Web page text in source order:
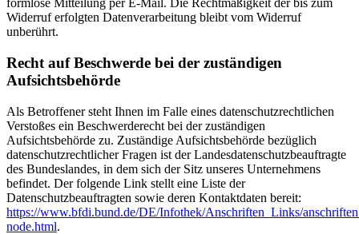
formlose Mitteilung per E-Mail. Die Rechtmäßigkeit der bis zum
Widerruf erfolgten Datenverarbeitung bleibt vom Widerruf
unberührt.
Recht auf Beschwerde bei der zuständigen
Aufsichtsbehörde
Als Betroffener steht Ihnen im Falle eines datenschutzrechtlichen
Verstoßes ein Beschwerderecht bei der zuständigen
Aufsichtsbehörde zu. Zuständige Aufsichtsbehörde bezüglich
datenschutzrechtlicher Fragen ist der Landesdatenschutzbeauftragte
des Bundeslandes, in dem sich der Sitz unseres Unternehmens
befindet. Der folgende Link stellt eine Liste der
Datenschutzbeauftragten sowie deren Kontaktdaten bereit:
https://www.bfdi.bund.de/DE/Infothek/Anschriften_Links/
node.html.